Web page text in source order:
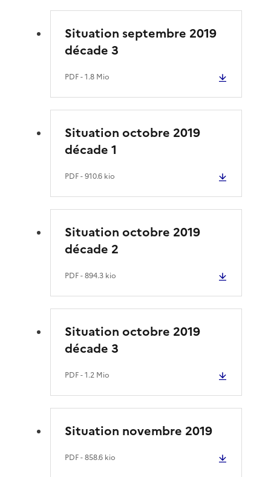
Situation septembre 2019
décade 3
PDF- 1.8 Mio
Situation octobre 2019
décade 1
PDF- 910.6 kio
Situation octobre 2019
décade 2
PDF- 894.3 kio
Situation octobre 2019
décade 3
PDF- 1.2 Mio
Situation novembre 2019
PDF- 858.6 kio